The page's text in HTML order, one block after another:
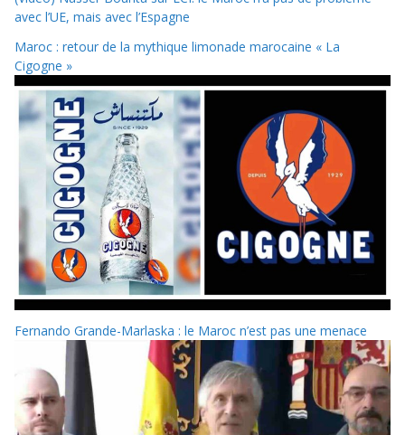
avec l’UE, mais avec l’Espagne
Maroc : retour de la mythique limonade marocaine « La
Cigogne »
Fernando Grande-Marlaska : le Maroc n’est pas une menace